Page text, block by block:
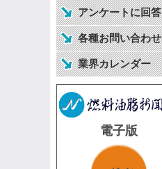
アンケートに回答
各種お問い合わせ
業界カレンダー
電子版